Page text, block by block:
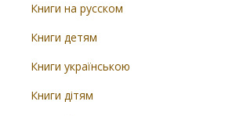
Книги на русском
Книги детям
Книги українською
Книги дітям